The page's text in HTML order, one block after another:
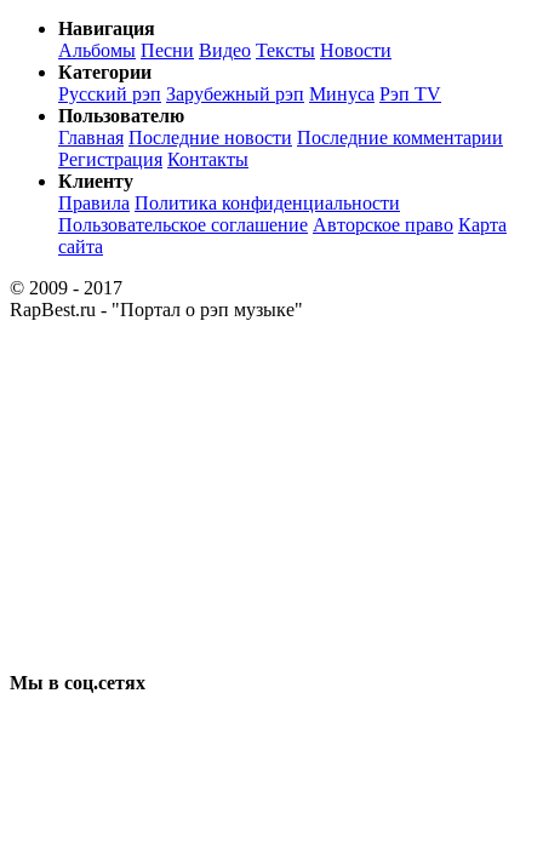
Навигация
Альбомы Песни Видео Тексты Новости
Категории
Русский рэп Зарубежный рэп Минуса Рэп TV
Пользователю
Главная Последние новости Последние комментарии
Регистрация Контакты
Клиенту
Правила Политика конфиденциальности
Пользовательское соглашение Авторское право Карта
сайта
© 2009 - 2017
RapBest.ru - "Портал о рэп музыке"
Мы в соц.сетях